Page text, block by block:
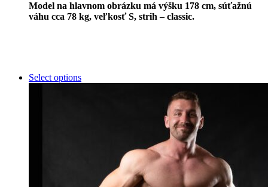
Model na hlavnom obrázku má výšku 178 cm, súťažnú
váhu cca 78 kg, veľkosť S, strih – classic.
Select options